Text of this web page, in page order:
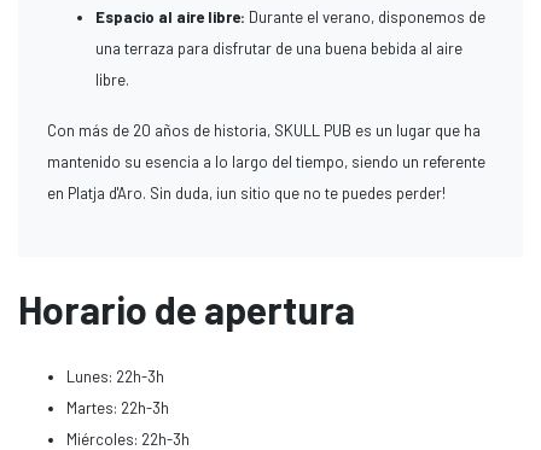
Espacio al aire libre: Durante el verano, disponemos de
una terraza para disfrutar de una buena bebida al aire
libre.
Con más de 20 años de historia, SKULL PUB es un lugar que ha
mantenido su esencia a lo largo del tiempo, siendo un referente
en Platja d'Aro. Sin duda, ¡un sitio que no te puedes perder!
Horario de apertura
Lunes: 22h-3h
Martes: 22h-3h
Miércoles: 22h-3h